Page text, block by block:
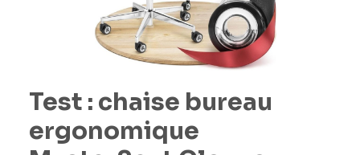
Test : chaise bureau
ergonomique